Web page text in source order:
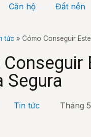
Căn hộ Đất nền
tức » Cómo Conseguir
Conseguir
Segura
Tin tức Tháng